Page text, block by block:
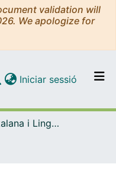
validation will
We apologize for
per tot el DD
Iniciar sessió (current)
Filologia Catalana i Lingüística General